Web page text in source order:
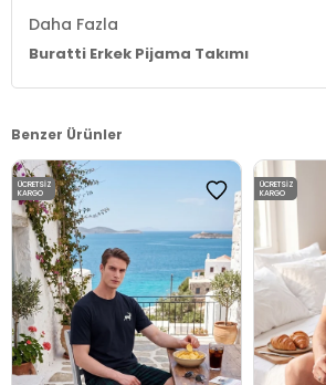
Daha Fazla
Buratti Erkek Pijama Takımı
Benzer Ürünler
ÜCRETSIZ
KARGO
ÜCRETSIZ
KARGO